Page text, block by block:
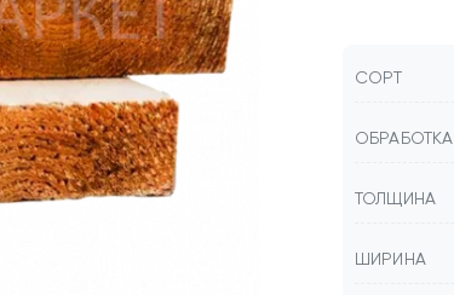
СОРТ
ОБРАБОТКА
ТОЛЩИНА
ШИРИНА